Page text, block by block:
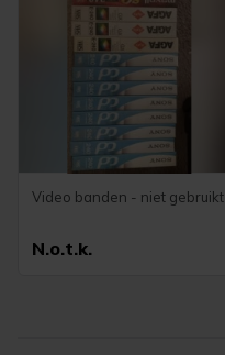
Video banden - niet gebruikt
N.o.t.k.